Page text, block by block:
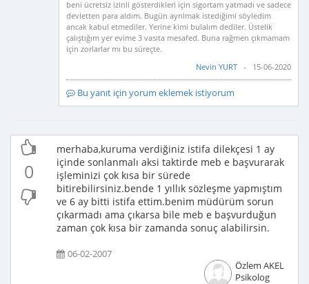
beni ücretsiz izinli gösterdikleri için sigortam yatmadı ve sadece
devletten para aldım. Bugün ayrılmak istediğimi söyledim
ancak kabul etmediler. Yerine kimi bulalım dediler. Üstelik
çalıştığım yer evime 3 vasıta mesafed. Buna rağmen çıkmamam
için zorlarlar mı bu süreçte.
Nevin YURT - 15-06-2020
Bu yanıt için yorum eklemek istiyorum
0
merhaba,kuruma verdiğiniz istifa dilekçesi 1 ay
içinde sonlanmalı aksi taktirde meb e başvurarak
işleminizi çok kısa bir sürede
bitirebilirsiniz.bende 1 yıllık sözleşme yapmıştım
ve 6 ay bitti istifa ettim.benim müdürüm sorun
çıkarmadı ama çıkarsa bile meb e başvurduğun
zaman çok kısa bir zamanda sonuç alabilirsin.
06-02-2007
Özlem AKEL
Psikolog